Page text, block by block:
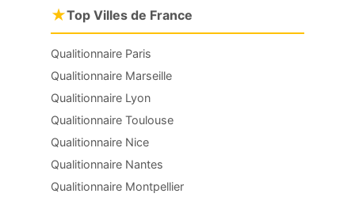
★Top Villes de France
Qualitionnaire Paris
Qualitionnaire Marseille
Qualitionnaire Lyon
Qualitionnaire Toulouse
Qualitionnaire Nice
Qualitionnaire Nantes
Qualitionnaire Montpellier